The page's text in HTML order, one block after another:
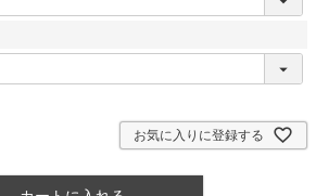
お気に入りに登録する